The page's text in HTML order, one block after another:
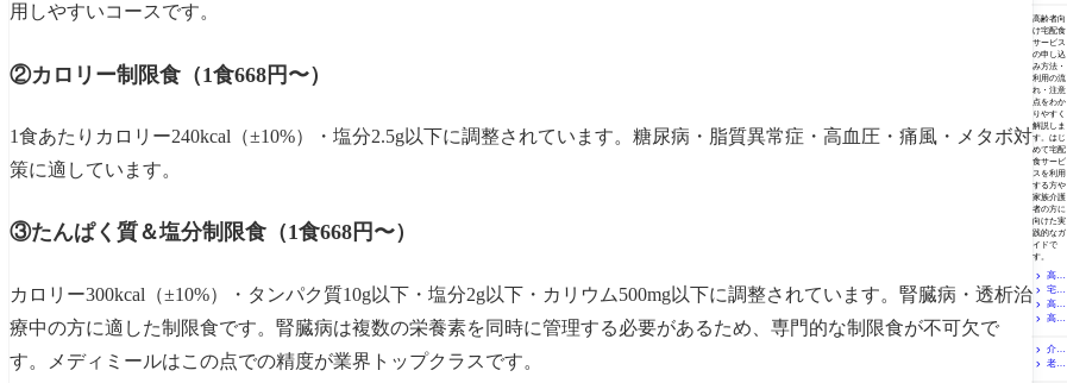
用しやすいコースです。
②カロリー制限食（1食668円〜）
1食あたりカロリー240kcal（±10%）・塩分2.5g以下に調整されています。糖尿病・脂質異常症・高血圧・痛風・メタボ対
策に適しています。
③たんぱく質＆塩分制限食（1食668円〜）
カロリー300kcal（±10%）・タンパク質10g以下・塩分2g以下・カリウム500mg以下に調整されています。腎臓病・透析治
療中の方に適した制限食です。腎臓病は複数の栄養素を同時に管理する必要があるため、専門的な制限食が不可欠で
す。メディミールはこの点での精度が業界トップクラスです。
けじゃ
ない
「ナト
リウム
とカリ
ウムの
バラン
ス」を
専門家
が解説
すすめ5
選｜高
齢者の
塩分制
限食を
デイ元
管理者
が解説
齢者向
け宅配
弁当お
すすめ5
選｜業
界人が
選ぶ制
限食サ
ービス
高齢者向
け宅配食
サービス
の申し込
み方法・
利用の流
れ・注意
点をわか
りやすく
解説しま
す。はじ
めて宅配
食サービ
スを利用
する方や
家族介護
者の方に
向けた実
践的なガ
イドで
す。
高齢
者の食
事宅配
にセブ
ブンは
使え
る？セ
宅配
弁当の
添加物
すべ
き？無
添加に
高齢
者向け
当は美
味しい
のか？
高齢
事はど
う確保
介護
食と老老